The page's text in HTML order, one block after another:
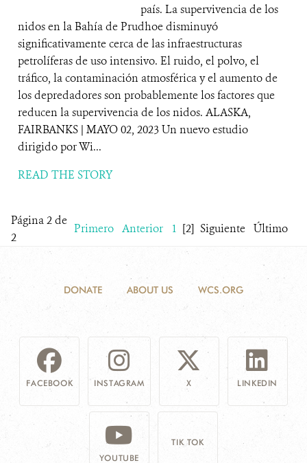
país. La supervivencia de los
nidos en la Bahía de Prudhoe disminuyó
significativamente cerca de las infraestructuras
petrolíferas de uso intensivo. El ruido, el polvo, el
tráfico, la contaminación atmosférica y el aumento de
los depredadores son probablemente los factores que
reducen la supervivencia de los nidos. ALASKA,
FAIRBANKS | MAYO 02, 2023 Un nuevo estudio
dirigido por Wi...
READ THE STORY
Página 2 de
2
Primero Anterior 1 [2] Siguiente Último
DONATE ABOUT US WCS.ORG
FACEBOOK INSTAGRAM X LINKEDIN
YOUTUBE
TIK TOK